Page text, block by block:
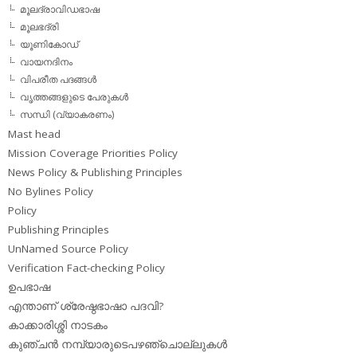
മൂലദ്രാവിഡഭാഷ
മൂലഭദ്രി
യൂണികോഡ്
വായനദിനം
വിപരീത പദങ്ങള്‍
വൃത്തങ്ങളുടെ പേരുകള്‍
സന്ധി (വ്യാകരണം)
Mast head
Mission Coverage Priorities Policy
News Policy & Publishing Principles
No Bylines Policy
Policy
Publishing Principles
UnNamed Source Policy
Verification Fact-checking Policy
ഉപഭാഷ
എന്താണ് ശ്രേഷ്ഠഭാഷാ പദവി?
കാക്കാരിശ്ശി നാടകം
കുഞ്ചന്‍ നമ്പ്യാരുടെപഴഞ്ചൊല്ലുകള്‍